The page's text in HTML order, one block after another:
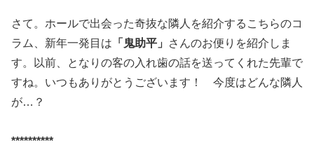
さて。ホールで出会った奇抜な隣人を紹介するこちらのコ
ラム、新年一発 目は 「鬼助平」
さんのお便りを紹介しま
す。以前、となりの客の入 れ歯の話を送ってくれた先輩で
すね。いつもありがとうございます ！ 今度はどんな隣人
が…？
**********